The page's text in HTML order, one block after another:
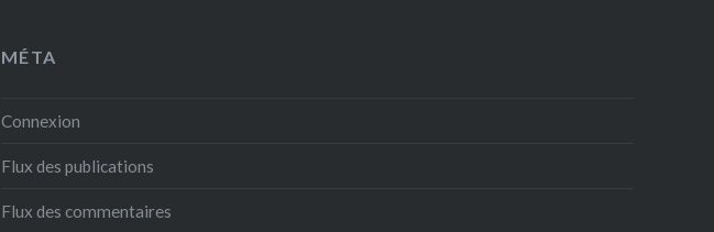
MÉTA
Connexion
Flux des publications
Flux des commentaires